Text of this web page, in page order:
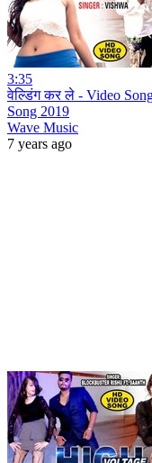
3:35
वेल्डिंग कर ले - Video
Song 2019
Wave Music
7 years ago